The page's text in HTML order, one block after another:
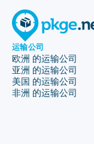
运输公司
欧洲 的运输公司
亚洲 的运输公司
美国 的运输公司
非洲 的运输公司